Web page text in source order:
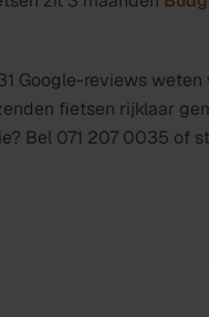
Google-reviews
fietsen rijklaar
Bel 071 207 0035 of